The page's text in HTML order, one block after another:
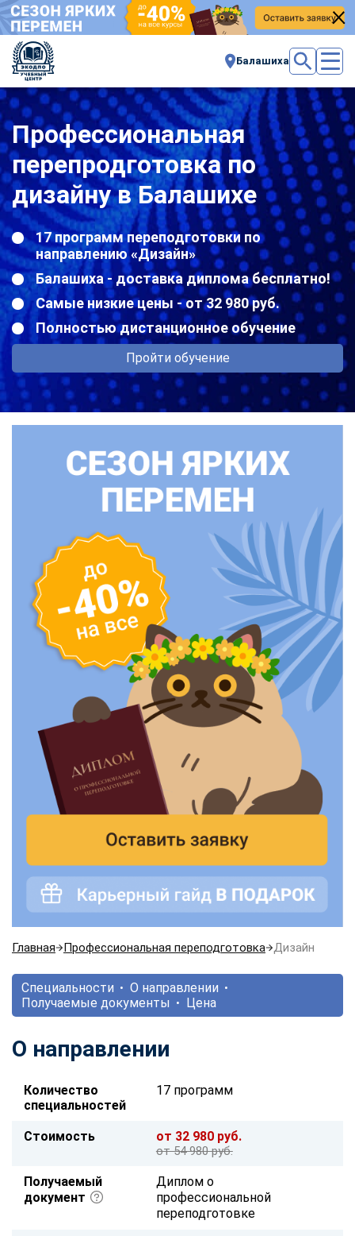
Балашиха
Профессиональная
перепродготовка по
дизайну в Балашихе
17 программ переподготовки по
направлению «Дизайн»
Балашиха - доставка диплома бесплатно!
Самые низкие цены - от 32 980 руб.
Полностью дистанционное обучение
Пройти обучение
Главная Профессиональная переподготовка Дизайн
Специальности
О направлении
Получаемые документы
Цена
О направлении
Количество
специальностей
17 программ
Стоимость от 32 980 руб.
от 54 980 руб.
Получаемый
документ
Диплом о
профессиональной
переподготовке